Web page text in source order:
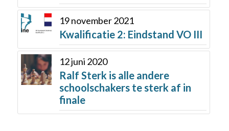
19 november 2021
Kwalificatie 2: Eindstand VO III
12 juni 2020
Ralf Sterk is alle andere
schoolschakers te sterk af in
finale